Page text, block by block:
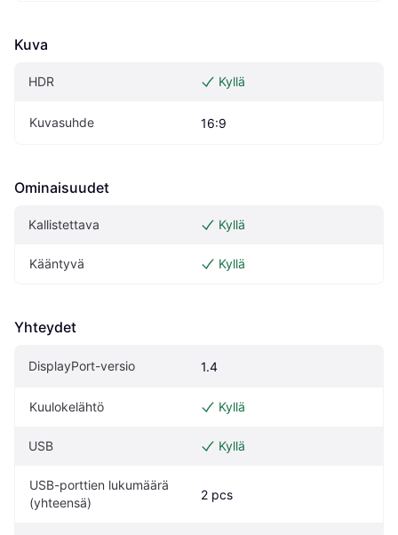
Kuva
HDR Kyllä
Kuvasuhde 16:9
Ominaisuudet
Kallistettava Kyllä
Kääntyvä Kyllä
Yhteydet
DisplayPort-versio 1.4
Kuulokelähtö Kyllä
USB Kyllä
USB-porttien lukumäärä
(yhteensä)
2 pcs